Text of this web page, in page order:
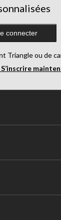
connecter
Triangle ou de
S’inscrire